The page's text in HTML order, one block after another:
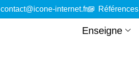
contact@icone-internet.fr Références
Enseigne